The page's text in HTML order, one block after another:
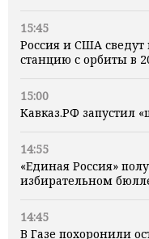
15:45
Россия и США
станцию с орбиты в
15:00
Кавказ.РФ запустил
14:55
«Единая Россия»
избирательном
14:45
В Газе похоронили